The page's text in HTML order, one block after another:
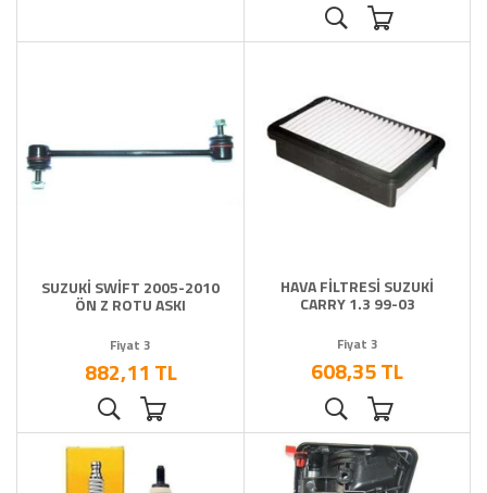
SUZUKİ SWİFT 2005-2010
ÖN Z ROTU ASKI
Fiyat 3
882,11 TL
HAVA FİLTRESİ SUZUKİ
CARRY 1.3 99-03
Fiyat 3
608,35 TL